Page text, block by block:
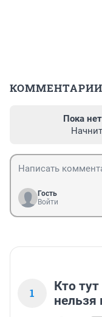
КОММЕНТАРИИ
Пока
Гость
Войти
1
Кто
нельзя